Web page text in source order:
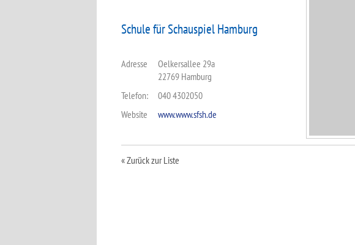
Schule für Schauspiel Hamburg
Adresse
Oelkersallee 29a
22769 Hamburg
Telefon:
040 4302050
Website
www.www.sfsh.de
« Zurück zur Liste